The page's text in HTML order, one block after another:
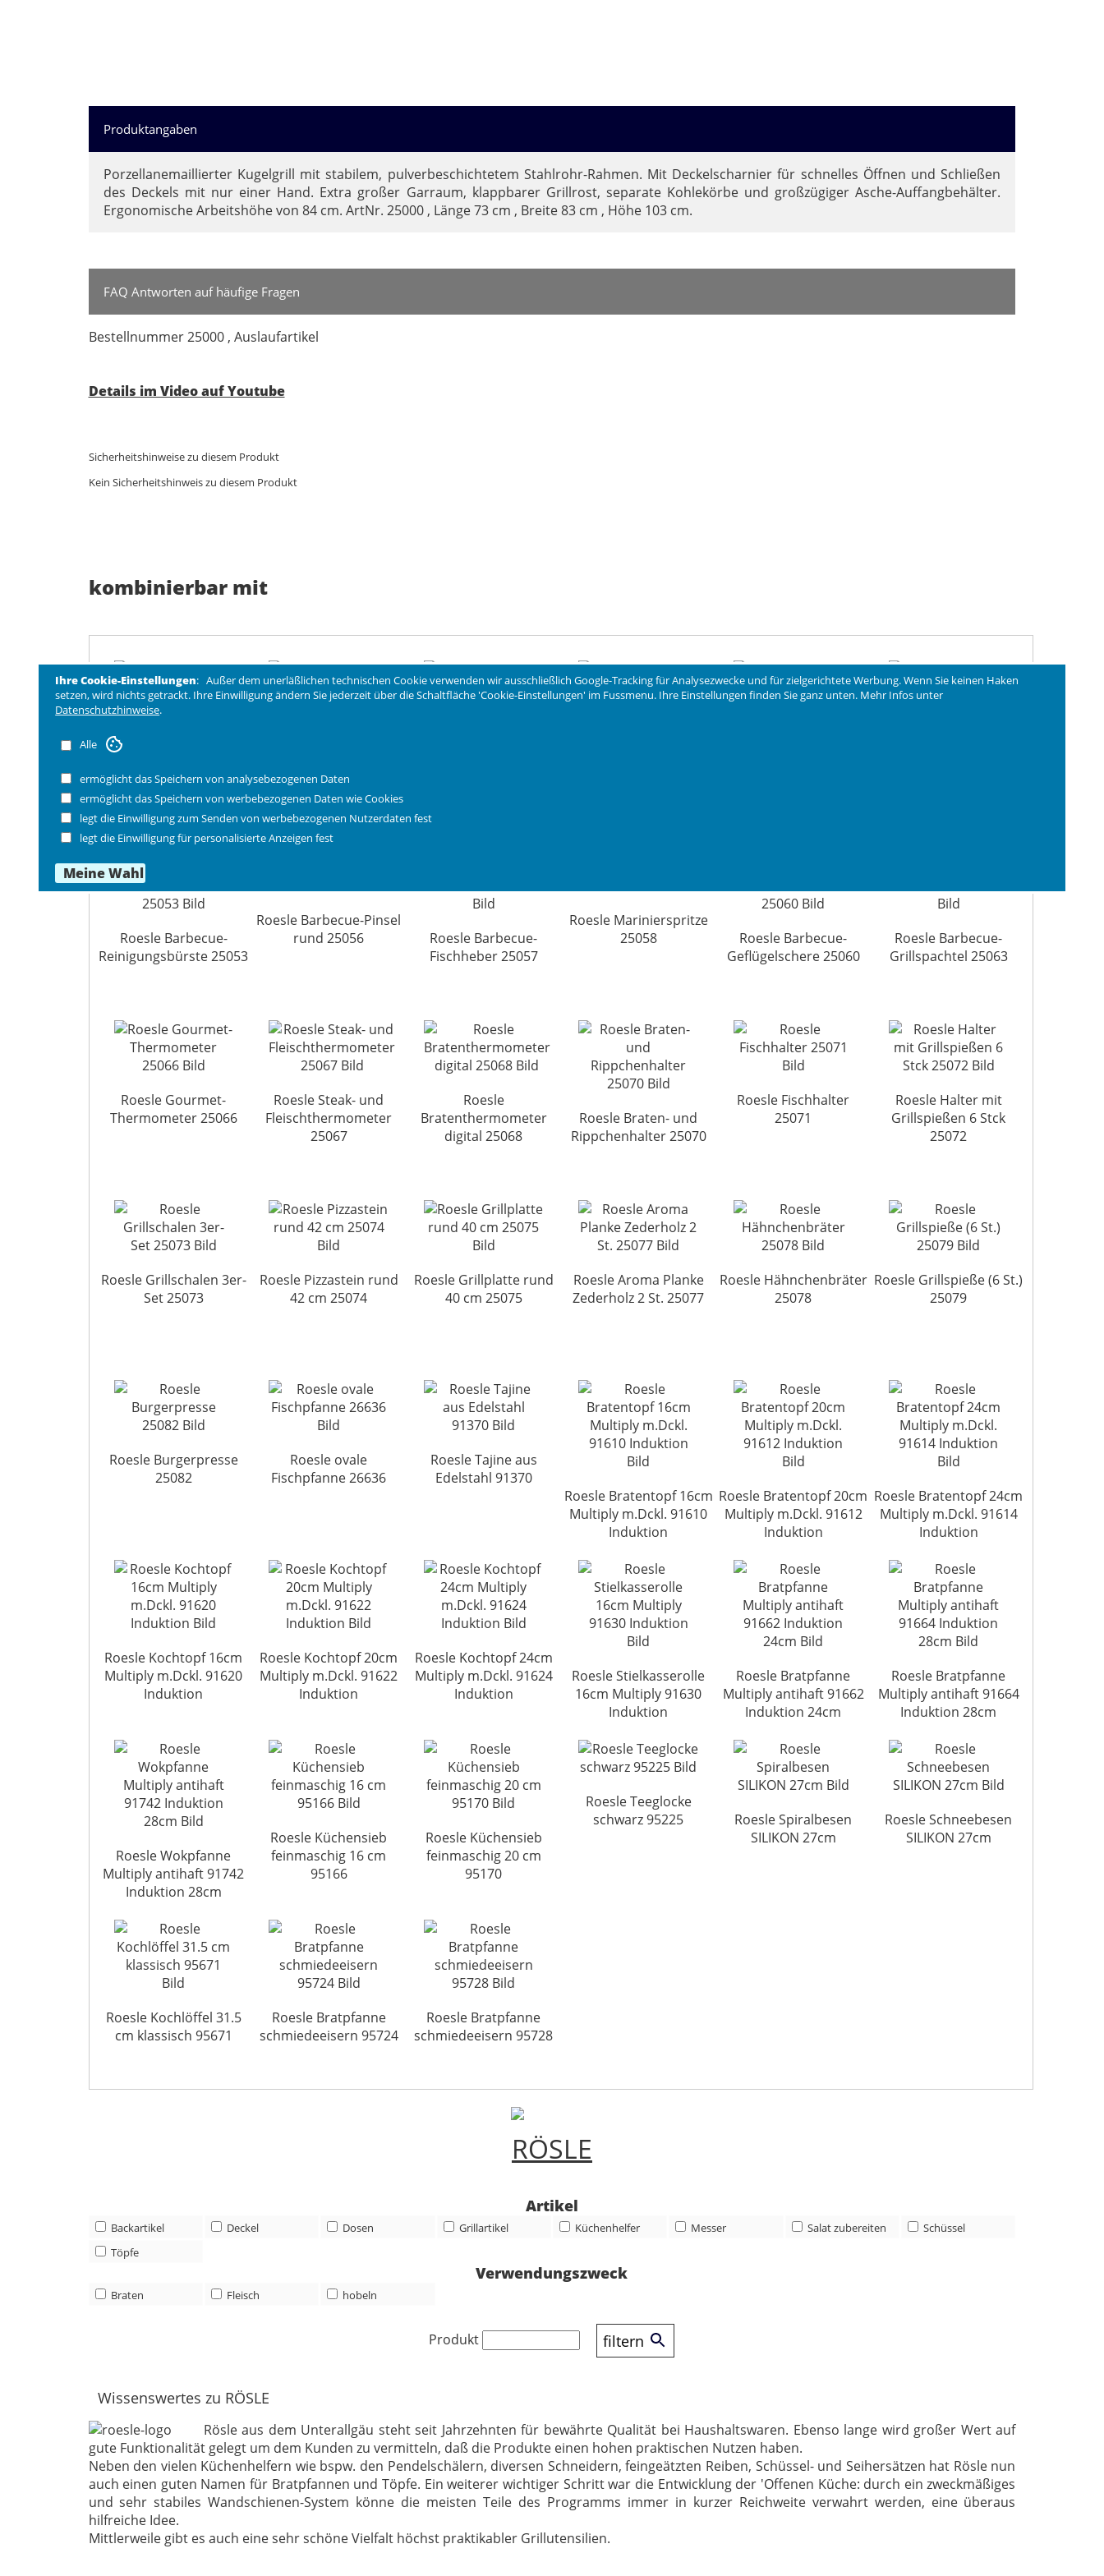
Ihre Cookie-Einstellungen: Außer dem unerläßlichen technischen Cookie verwenden wir ausschließlich Google-Tracking für Analysezwecke und für zielgerichtete Werbung. Wenn Sie keinen Haken
setzen, wird nichts getrackt. Ihre Einwilligung ändern Sie jederzeit über die Schaltfläche 'Cookie-Einstellungen' im Fussmenu. Ihre Einstellungen finden Sie ganz unten. Mehr Infos unter
Datenschutzhinweise.
Alle
ermöglicht das Speichern von analysebezogenen Daten
ermöglicht das Speichern von werbebezogenen Daten wie Cookies
legt die Einwilligung zum Senden von werbebezogenen Nutzerdaten fest
legt die Einwilligung für personalisierte Anzeigen fest
Produktangaben
Porzellanemaillierter Kugelgrill mit stabilem, pulverbeschichtetem Stahlrohr-Rahmen. Mit Deckelscharnier für schnelles Öffnen und Schließen
des Deckels mit nur einer Hand. Extra großer Garraum, klappbarer Grillrost, separate Kohlekörbe und großzügiger Asche-Auffangbehälter.
Ergonomische Arbeitshöhe von 84 cm. ArtNr. 25000 , Länge 73 cm , Breite 83 cm , Höhe 103 cm.
FAQ Antworten auf häufige Fragen
Bestellnummer 25000 , Auslaufartikel
Details im Video auf Youtube
Sicherheitshinweise zu diesem Produkt
Kein Sicherheitshinweis zu diesem Produkt
kombinierbar mit
Roesle Kugelgrill 60cm
Roesle Barbecue-
Reinigungsbürste 25053
Roesle Barbecue-Pinsel
rund 25056
Roesle Barbecue-
Fischheber 25057
Roesle Marinierspritze
25058
Roesle Barbecue-
Geflügelschere 25060
Roesle Barbecue-
Grillspachtel 25063
Roesle Gourmet-
Thermometer 25066
Roesle Steak- und
Fleischthermometer
25067
Roesle
Bratenthermometer
digital 25068
Roesle Braten- und
Rippchenhalter 25070
Roesle Fischhalter
25071
Roesle Halter mit
Grillspießen 6 Stck
25072
Roesle Grillschalen 3er-
Set 25073
Roesle Pizzastein rund
42 cm 25074
Roesle Grillplatte rund
40 cm 25075
Roesle Aroma Planke
Zederholz 2 St. 25077
Roesle Hähnchenbräter
25078
Roesle Grillspieße (6 St.)
25079
Roesle Burgerpresse
25082
Roesle ovale
Fischpfanne 26636
Roesle Tajine aus
Edelstahl 91370
Roesle Bratentopf 16cm
Multiply m.Dckl. 91610
Induktion
Roesle Bratentopf 20cm
Multiply m.Dckl. 91612
Induktion
Roesle Bratentopf 24cm
Multiply m.Dckl. 91614
Induktion
Roesle Kochtopf 16cm
Multiply m.Dckl. 91620
Induktion
Roesle Kochtopf 20cm
Multiply m.Dckl. 91622
Induktion
Roesle Kochtopf 24cm
Multiply m.Dckl. 91624
Induktion
Roesle Stielkasserolle
16cm Multiply 91630
Induktion
Roesle Bratpfanne
Multiply antihaft 91662
Induktion 24cm
Roesle Bratpfanne
Multiply antihaft 91664
Induktion 28cm
Roesle Wokpfanne
Multiply antihaft 91742
Induktion 28cm
Roesle Küchensieb
feinmaschig 16 cm
95166
Roesle Küchensieb
feinmaschig 20 cm
95170
Roesle Teeglocke
schwarz 95225
Roesle Spiralbesen
SILIKON 27cm
Roesle Schneebesen
SILIKON 27cm
Roesle Kochlöffel 31.5
cm klassisch 95671
Roesle Bratpfanne
schmiedeeisern 95724
Roesle Bratpfanne
schmiedeeisern 95728
Artikel
Backartikel Deckel Dosen Grillartikel Küchenhelfer Messer Salat zubereiten
Schüssel
Töpfe
Verwendungszweck
Braten Fleisch hobeln
Produkt filtern
Wissenswertes zu RÖSLE
Rösle aus dem Unterallgäu steht seit Jahrzehnten für bewährte Qualität bei Haushaltswaren. Ebenso lange wird großer Wert auf
gute Funktionalität gelegt um dem Kunden zu vermitteln, daß die Produkte einen hohen praktischen Nutzen haben.
Neben den vielen Küchenhelfern wie bspw. den Pendelschälern, diversen Schneidern, feingeätzten Reiben, Schüssel- und Seihersätzen hat Rösle nun
auch einen guten Namen für Bratpfannen und Töpfe. Ein weiterer wichtiger Schritt war die Entwicklung der 'Offenen Küche: durch ein zweckmäßiges
und sehr stabiles Wandschienen-System könne die meisten Teile des Programms immer in kurzer Reichweite verwahrt werden, eine überaus
hilfreiche Idee.
Mittlerweile gibt es auch eine sehr schöne Vielfalt höchst praktikabler Grillutensilien.